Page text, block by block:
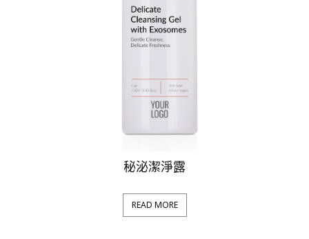
秘泌潔淨露
READ MORE